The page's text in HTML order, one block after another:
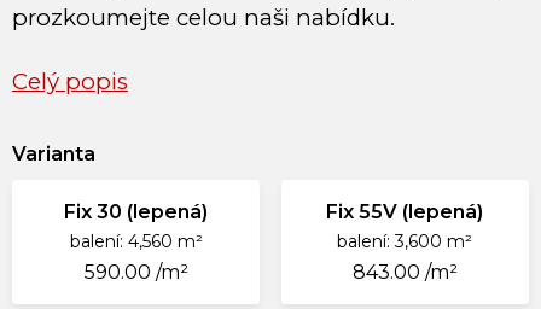
prozkoumejte celou naši nabídku.
Celý popis
Varianta
Fix 30 (lepená)
balení: 4,560 m²
590.00 /m²
Fix 55V (lepená)
balení: 3,600 m²
843.00 /m²